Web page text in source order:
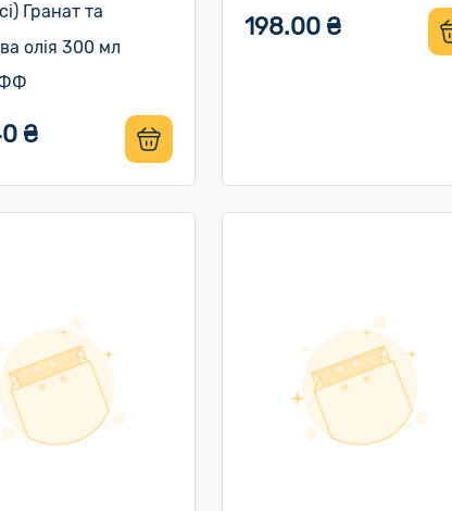
Гранат та
олія 300 мл
ФФ
₴
198.00 ₴